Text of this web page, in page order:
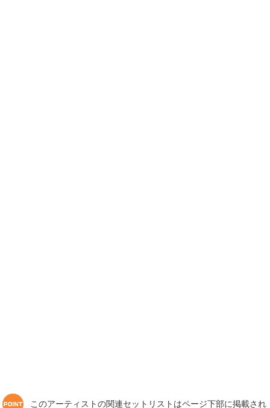
このアーティストの関連セットリストはページ下部に掲載され